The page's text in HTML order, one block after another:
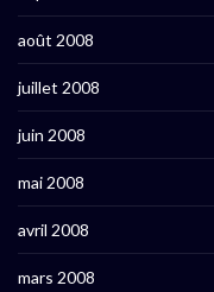
août 2008
juillet 2008
juin 2008
mai 2008
avril 2008
mars 2008